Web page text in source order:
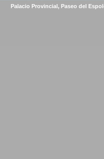
Palacio Provincial, Paseo del